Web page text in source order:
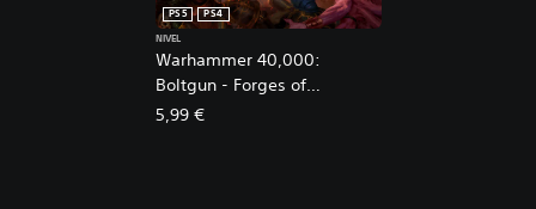
Warhammer 40,000:
Boltgun - Forges of
Corruption Expansion
PS5
PS4
NIVEL
5,99 €